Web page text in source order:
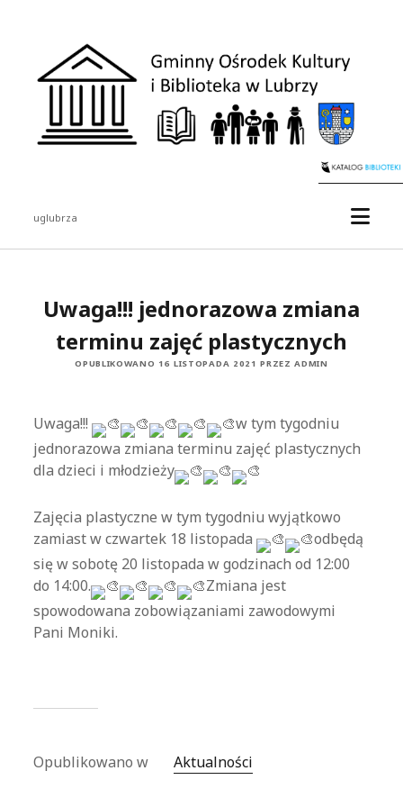
Kultury
Biblioteka
uglubrza
bocznyUwaga!!! jednorazowa zmiana
terminu zajęć plastycznych
OPUBLIKOWANO 16 LISTOPADA 2021 PRZEZ ADMIN
Uwaga!!!
w tym tygodniu
jednorazowa zmiana terminu zajęć plastycznych
dla dzieci i młodzieży
Zajęcia plastyczne w tym tygodniu wyjątkowo
zamiast w czwartek 18 listopada
odbędą
się w sobotę 20 listopada w godzinach od 12:00
do 14:00.
Zmiana jest
spowodowana zobowiązaniami zawodowymi
Pani Moniki.
Opublikowano w Aktualności